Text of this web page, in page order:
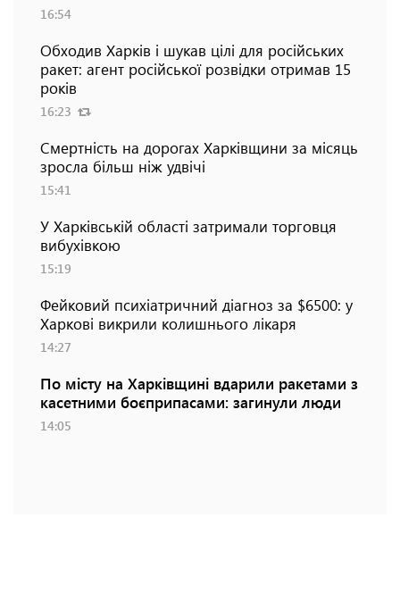
16:54
Обходив Харків і шукав цілі для російських
ракет: агент російської розвідки отримав 15
років
16:23
Смертність на дорогах Харківщини за місяць
зросла більш ніж удвічі
15:41
У Харківській області затримали торговця
вибухівкою
15:19
Фейковий психіатричний діагноз за $6500: у
Харкові викрили колишнього лікаря
14:27
По місту на Харківщині вдарили ракетами з
касетними боєприпасами: загинули люди
14:05